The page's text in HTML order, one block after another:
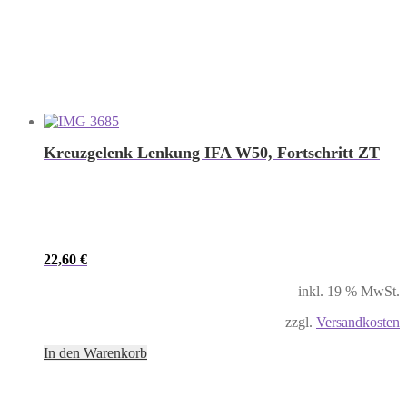
Kreuzgelenk Lenkung IFA W50, Fortschritt ZT
22,60 €
inkl. 19 % MwSt.
zzgl. Versandkosten
In den Warenkorb